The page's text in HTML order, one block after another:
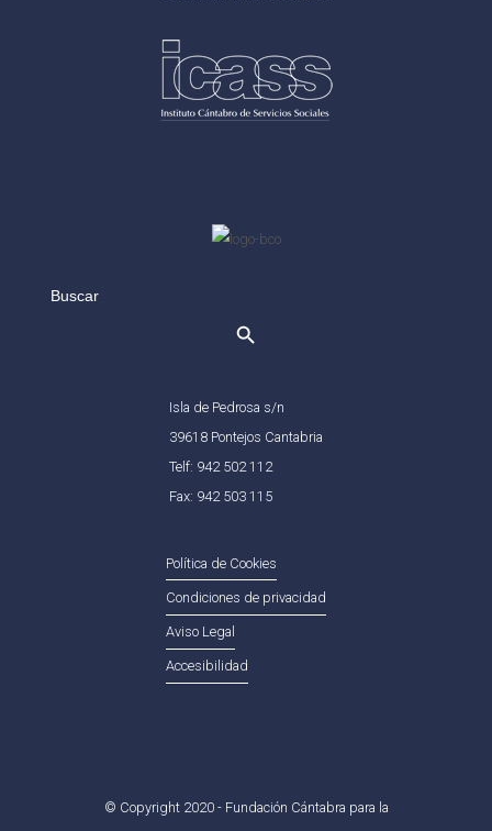
for:
Isla de Pedrosa s/n
39618 Pontejos Cantabria
Telf: 942 502 112
Fax: 942 503 115
Política de Cookies
Condiciones de privacidad
Aviso Legal
Accesibilidad
© Copyright 2020 - Fundación Cántabra para la